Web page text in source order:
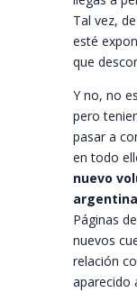
Tal vez,
esté
que
Y no, no
pero
pasar a
en todo
nuevo
Páginas
nuevos
relación
aparecido